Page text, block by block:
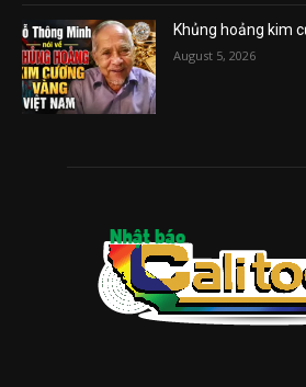
Khủng hoảng kim
August 5, 2026